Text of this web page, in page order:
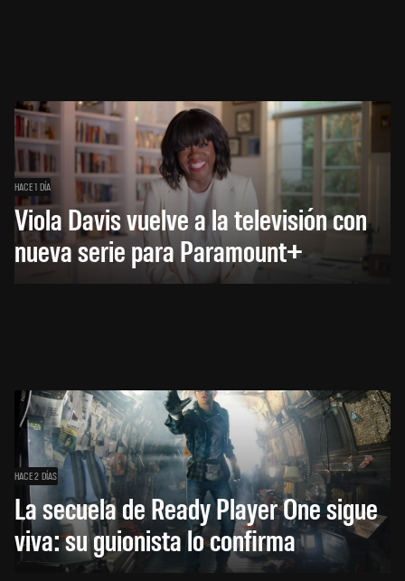
HACE 1 DÍA
Viola Davis vuelve a la televisión con
nueva serie para Paramount+
HACE 2 DÍAS
La secuela de Ready Player One sigue
viva: su guionista lo confirma